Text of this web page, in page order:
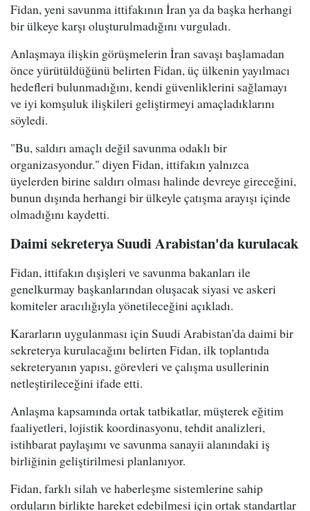
Fidan, yeni savunma ittifakının İran ya da başka herhangi
bir ülkeye karşı oluşturulmadığını vurguladı.
Anlaşmaya ilişkin görüşmelerin İran savaşı başlamadan
önce yürütüldüğünü belirten Fidan, üç ülkenin yayılmacı
hedefleri bulunmadığını, kendi güvenliklerini sağlamayı
ve iyi komşuluk ilişkileri geliştirmeyi amaçladıklarını
söyledi.
"Bu, saldırı amaçlı değil savunma odaklı bir
organizasyondur." diyen Fidan, ittifakın yalnızca
üyelerden birine saldırı olması halinde devreye gireceğini,
bunun dışında herhangi bir ülkeyle çatışma arayışı içinde
olmadığını kaydetti.
Daimi sekreterya Suudi Arabistan'da kurulacak
Fidan, ittifakın dışişleri ve savunma bakanları ile
genelkurmay başkanlarından oluşacak siyasi ve askeri
komiteler aracılığıyla yönetileceğini açıkladı.
Kararların uygulanması için Suudi Arabistan'da daimi bir
sekreterya kurulacağını belirten Fidan, ilk toplantıda
sekreteryanın yapısı, görevleri ve çalışma usullerinin
netleştirileceğini ifade etti.
Anlaşma kapsamında ortak tatbikatlar, müşterek eğitim
faaliyetleri, lojistik koordinasyonu, tehdit analizleri,
istihbarat paylaşımı ve savunma sanayii alanındaki iş
birliğinin geliştirilmesi planlanıyor.
Fidan, farklı silah ve haberleşme sistemlerine sahip
orduların birlikte hareket edebilmesi için ortak standartlar